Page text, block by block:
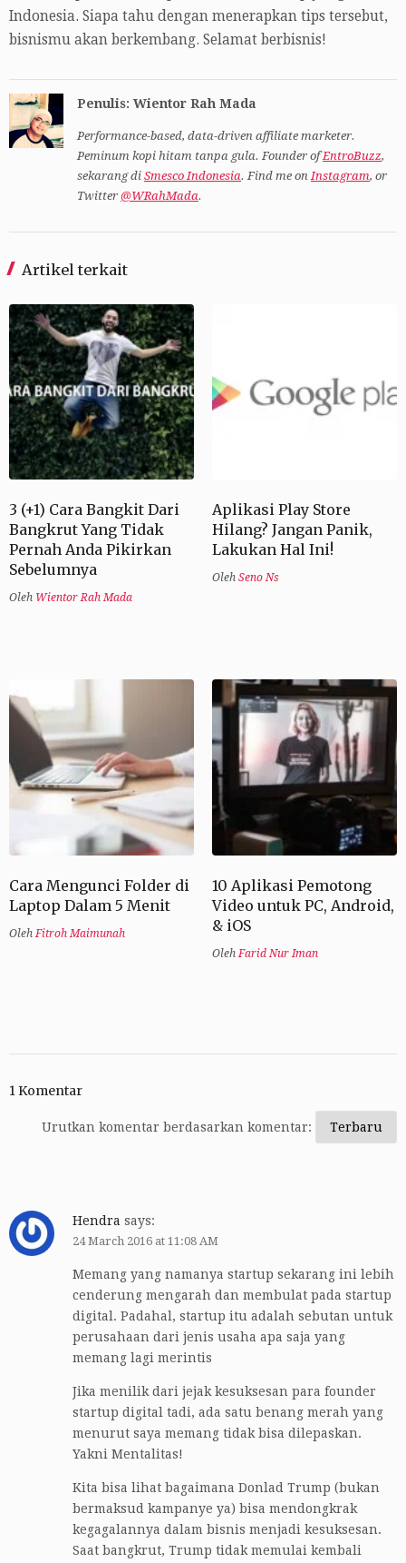
Indonesia. Siapa tahu dengan menerapkan tips tersebut,
bisnismu akan berkembang. Selamat berbisnis!
Penulis: Wientor Rah Mada
Performance-based, data-driven affiliate marketer.
Peminum kopi hitam tanpa gula. Founder ofEntroBuzz,
sekarang di Smesco Indonesia. Find me onInstagram, or
Twitter @WRahMada.
Artikel terkait
3 (+1) Cara Bangkit Dari
Bangkrut Yang Tidak
Pernah Anda Pikirkan
Sebelumnya
Oleh Wientor Rah Mada
Aplikasi Play Store
Hilang? Jangan Panik,
Lakukan Hal Ini!
Oleh Seno Ns
Cara Mengunci Folder di
Laptop Dalam 5 Menit
Oleh Fitroh Maimunah
10 Aplikasi Pemotong
Video untuk PC, Android,
& iOS
Oleh Farid Nur Iman
1 Komentar
Urutkan komentar berdasarkan komentar:
Hendra says:
24 March 2016 at 11:08 AM
Memang yang namanya startup sekarang ini lebih
cenderung mengarah dan membulat pada startup
digital. Padahal, startup itu adalah sebutan untuk
perusahaan dari jenis usaha apa saja yang
memang lagi merintis
Jika menilik dari jejak kesuksesan para founder
startup digital tadi, ada satu benang merah yang
menurut saya memang tidak bisa dilepaskan.
Yakni Mentalitas!
Kita bisa lihat bagaimana Donlad Trump (bukan
bermaksud kampanye ya) bisa mendongkrak
kegagalannya dalam bisnis menjadi kesuksesan.
Saat bangkrut, Trump tidak memulai kembali